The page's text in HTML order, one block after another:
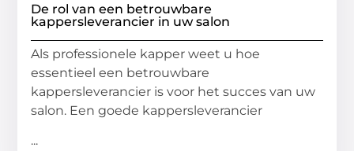
De rol van een betrouwbare
kappersleverancier in uw salon
Als professionele kapper weet u hoe
essentieel een betrouwbare
kappersleverancier is voor het succes van uw
salon. Een goede kappersleverancier
...